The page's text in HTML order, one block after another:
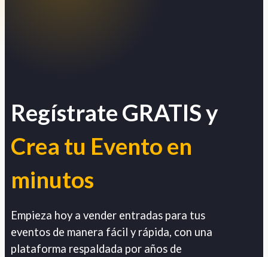
Regístrate GRATIS y
Crea tu Evento en
minutos
Empieza hoy a vender entradas para tus
eventos de manera fácil y rápida, con una
plataforma respaldada por años de